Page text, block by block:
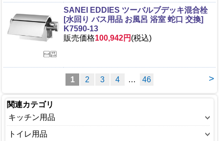
SANEI EDDIES ツーバルブデッキ混合栓
[水回り バス用品 お風呂 浴室 蛇口 交換]
K7590-13
販売価格100,942円 (税込)
>
1 2 3 4 … 46
関連カテゴリ
キッチン用品
混合栓
トイレ用品